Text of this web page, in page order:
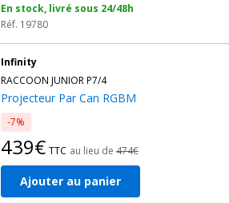
En stock, livré sous 24/48h
Réf. 19780
Infinity
RACCOON JUNIOR P7/4
Projecteur Par Can RGBM
-7%
439€ TTC au lieu de 474€
Ajouter au panier